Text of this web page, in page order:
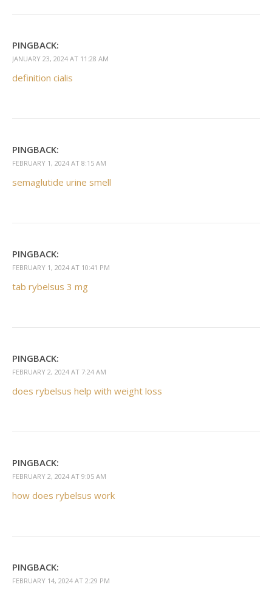
PINGBACK:
JANUARY 23, 2024 AT 11:28 AM
definition cialis
PINGBACK:
FEBRUARY 1, 2024 AT 8:15 AM
semaglutide urine smell
PINGBACK:
FEBRUARY 1, 2024 AT 10:41 PM
tab rybelsus 3 mg
PINGBACK:
FEBRUARY 2, 2024 AT 7:24 AM
does rybelsus help with weight loss
PINGBACK:
FEBRUARY 2, 2024 AT 9:05 AM
how does rybelsus work
PINGBACK:
FEBRUARY 14, 2024 AT 2:29 PM